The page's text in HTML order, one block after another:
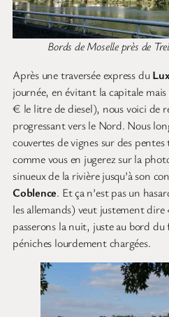
Bords de Moselle près de
Après une traversée express du
journée, en évitant la capitale
€ le litre de diesel), nous voici de
progressant vers le Nord. Nous
couvertes de vignes sur des
comme vous en jugerez sur la
sinueux de la rivière jusqu’à son
Coblence. Et ça n’est pas un
les allemands) veut justement
passerons la nuit, juste au bord du
péniches lourdement chargées.